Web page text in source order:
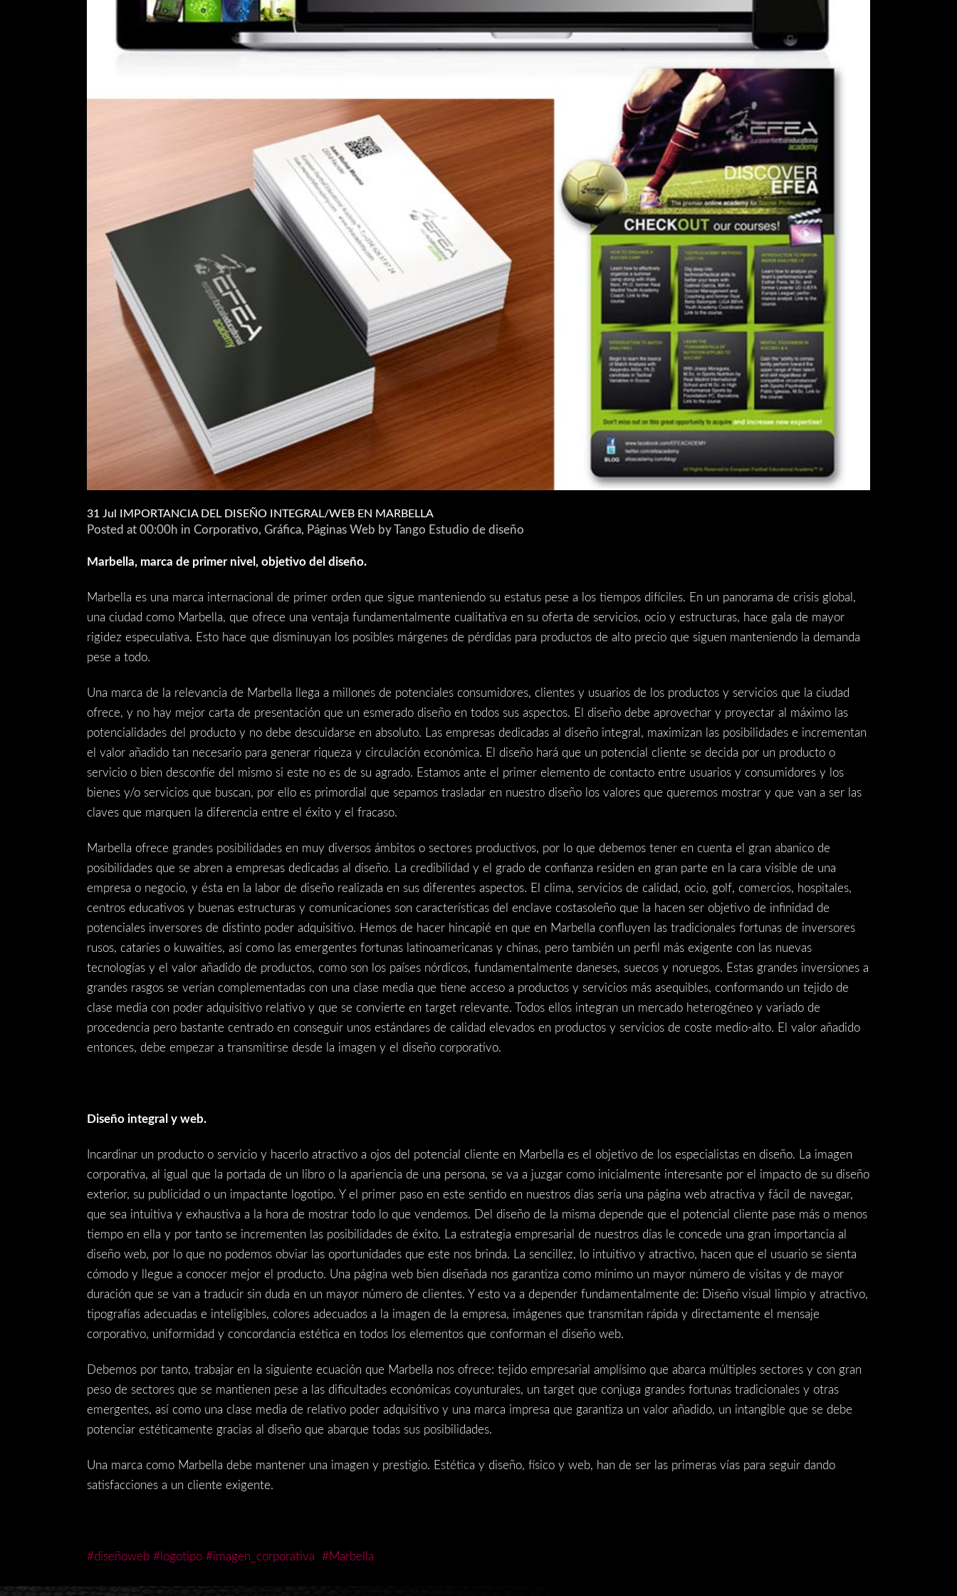
31 Jul IMPORTANCIA DEL DISEÑO INTEGRAL/WEB EN MARBELLA
Posted at 00:00h in Corporativo, Gráfica, Páginas Web byTango Estudio de diseño
Marbella, marca de primer nivel, objetivo del diseño.
Marbella es una marca internacional de primer orden que sigue manteniendo su estatus pese a los tiempos difíciles. En un panorama de crisis global,
una ciudad como Marbella, que ofrece una ventaja fundamentalmente cualitativa en su oferta de servicios, ocio y estructuras, hace gala de mayor
rigidez especulativa. Esto hace que disminuyan los posibles márgenes de pérdidas para productos de alto precio que siguen manteniendo la demanda
pese a todo.
Una marca de la relevancia de Marbella llega a millones de potenciales consumidores, clientes y usuarios de los productos y servicios que la ciudad
ofrece, y no hay mejor carta de presentación que un esmerado diseño en todos sus aspectos. El diseño debe aprovechar y proyectar al máximo las
potencialidades del producto y no debe descuidarse en absoluto. Las empresas dedicadas al diseño integral, maximizan las posibilidades e incrementan
el valor añadido tan necesario para generar riqueza y circulación económica. El diseño hará que un potencial cliente se decida por un producto o
servicio o bien desconfíe del mismo si este no es de su agrado. Estamos ante el primer elemento de contacto entre usuarios y consumidores y los
bienes y/o servicios que buscan, por ello es primordial que sepamos trasladar en nuestro diseño los valores que queremos mostrar y que van a ser las
claves que marquen la diferencia entre el éxito y el fracaso.
Marbella ofrece grandes posibilidades en muy diversos ámbitos o sectores productivos, por lo que debemos tener en cuenta el gran abanico de
posibilidades que se abren a empresas dedicadas al diseño. La credibilidad y el grado de confianza residen en gran parte en la cara visible de una
empresa o negocio, y ésta en la labor de diseño realizada en sus diferentes aspectos. El clima, servicios de calidad, ocio, golf, comercios, hospitales,
centros educativos y buenas estructuras y comunicaciones son características del enclave costasoleño que la hacen ser objetivo de infinidad de
potenciales inversores de distinto poder adquisitivo. Hemos de hacer hincapié en que en Marbella confluyen las tradicionales fortunas de inversores
rusos, cataríes o kuwaitíes, así como las emergentes fortunas latinoamericanas y chinas, pero también un perfil más exigente con las nuevas
tecnologías y el valor añadido de productos, como son los países nórdicos, fundamentalmente daneses, suecos y noruegos. Estas grandes inversiones a
grandes rasgos se verían complementadas con una clase media que tiene acceso a productos y servicios más asequibles, conformando un tejido de
clase media con poder adquisitivo relativo y que se convierte en target relevante. Todos ellos integran un mercado heterogéneo y variado de
procedencia pero bastante centrado en conseguir unos estándares de calidad elevados en productos y servicios de coste medio-alto. El valor añadido
entonces, debe empezar a transmitirse desde la imagen y el diseño corporativo.
Diseño integral y web.
Incardinar un producto o servicio y hacerlo atractivo a ojos del potencial cliente en Marbella es el objetivo de los especialistas en diseño. La imagen
corporativa, al igual que la portada de un libro o la apariencia de una persona, se va a juzgar como inicialmente interesante por el impacto de su diseño
exterior, su publicidad o un impactante logotipo. Y el primer paso en este sentido en nuestros días sería una página web atractiva y fácil de navegar,
que sea intuitiva y exhaustiva a la hora de mostrar todo lo que vendemos. Del diseño de la misma depende que el potencial cliente pase más o menos
tiempo en ella y por tanto se incrementen las posibilidades de éxito. La estrategia empresarial de nuestros días le concede una gran importancia al
diseño web, por lo que no podemos obviar las oportunidades que este nos brinda. La sencillez, lo intuitivo y atractivo, hacen que el usuario se sienta
cómodo y llegue a conocer mejor el producto. Una página web bien diseñada nos garantiza como mínimo un mayor número de visitas y de mayor
duración que se van a traducir sin duda en un mayor número de clientes. Y esto va a depender fundamentalmente de: Diseño visual limpio y atractivo,
tipografías adecuadas e inteligibles, colores adecuados a la imagen de la empresa, imágenes que transmitan rápida y directamente el mensaje
corporativo, uniformidad y concordancia estética en todos los elementos que conforman el diseño web.
Debemos por tanto, trabajar en la siguiente ecuación que Marbella nos ofrece: tejido empresarial amplísimo que abarca múltiples sectores y con gran
peso de sectores que se mantienen pese a las dificultades económicas coyunturales, un target que conjuga grandes fortunas tradicionales y otras
emergentes, así como una clase media de relativo poder adquisitivo y una marca impresa que garantiza un valor añadido, un intangible que se debe
potenciar estéticamente gracias al diseño que abarque todas sus posibilidades.
Una marca como Marbella debe mantener una imagen y prestigio. Estética y diseño, físico y web, han de ser las primeras vías para seguir dando
satisfacciones a un cliente exigente.
#diseñoweb #logotipo #imagen_corporativa #Marbella